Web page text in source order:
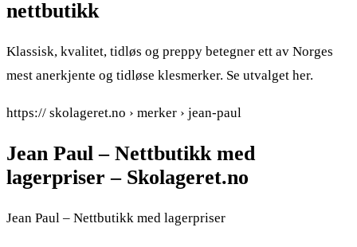
nettbutikk
Klassisk, kvalitet, tidløs og preppy betegner ett av Norges
mest anerkjente og tidløse klesmerker. Se utvalget her.
https:// skolageret.no › merker › jean-paul
Jean Paul – Nettbutikk med
lagerpriser – Skolageret.no
Jean Paul – Nettbutikk med lagerpriser